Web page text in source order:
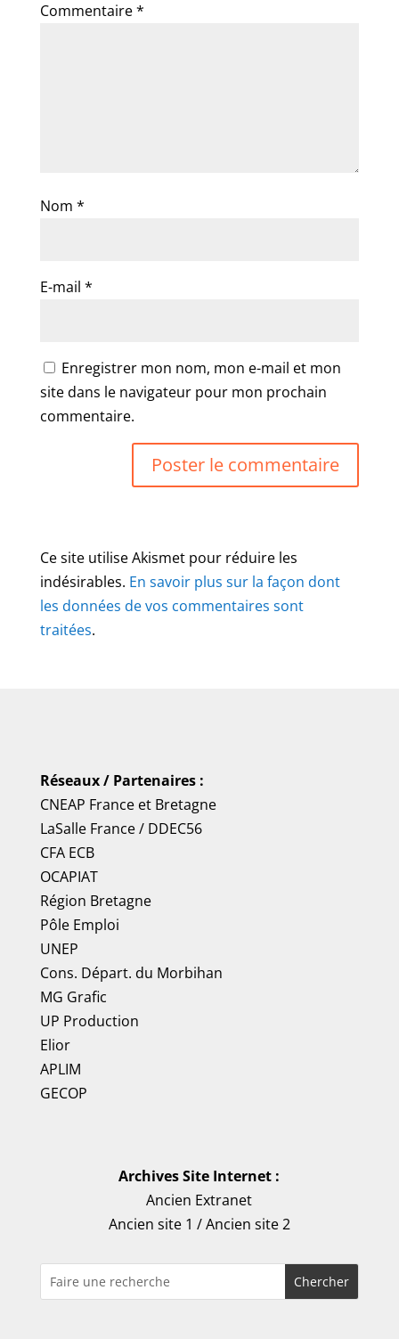
Commentaire*
Nom *
E-mail *
Enregistrer mon nom, mon e-mail et mon
site dans le navigateur pour mon prochain
commentaire.
Ce site utilise Akismet pour réduire les
indésirables. En savoir plus sur la façon dont
les données de vos commentaires sont
traitées.
Réseaux / Partenaires :
CNEAP Franceet Bretagne
LaSalle France/ DDEC56
CFA ECB
OCAPIAT
Région Bretagne
Pôle Emploi
UNEP
Cons. Départ. du Morbihan
MG Grafic
UP Production
Elior
APLIM
GECOP
Archives Site Internet :
Ancien Extranet
Ancien site 1 /Ancien site 2